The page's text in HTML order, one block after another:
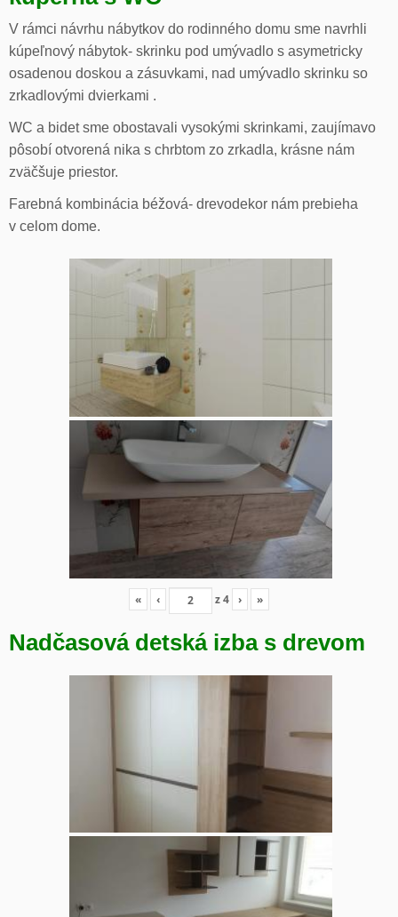
V rámci návrhu nábytkov do rodinného domu sme navrhli
kúpeľnový nábytok- skrinku pod umývadlo s asymetricky
osadenou doskou a zásuvkami, nad umývadlo skrinku so
zrkadlovými dvierkami .
WC a bidet sme obostavali vysokými skrinkami, zaujímavo
pôsobí otvorená nika s chrbtom zo zrkadla, krásne nám
zväčšuje priestor.
Farebná kombinácia béžová- drevodekor nám prebieha
v celom dome.
« ‹ z4 › »
Nadčasová detská izba s drevom